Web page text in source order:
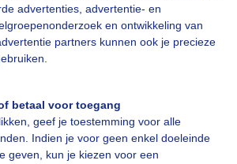
advertenties, advertentie- en
en ontwikkeling van
partners kunnen ook je precieze
betaal voor toegang
geef je toestemming voor alle
Indien je voor geen enkel doeleinde
geven, kun je kiezen voor een